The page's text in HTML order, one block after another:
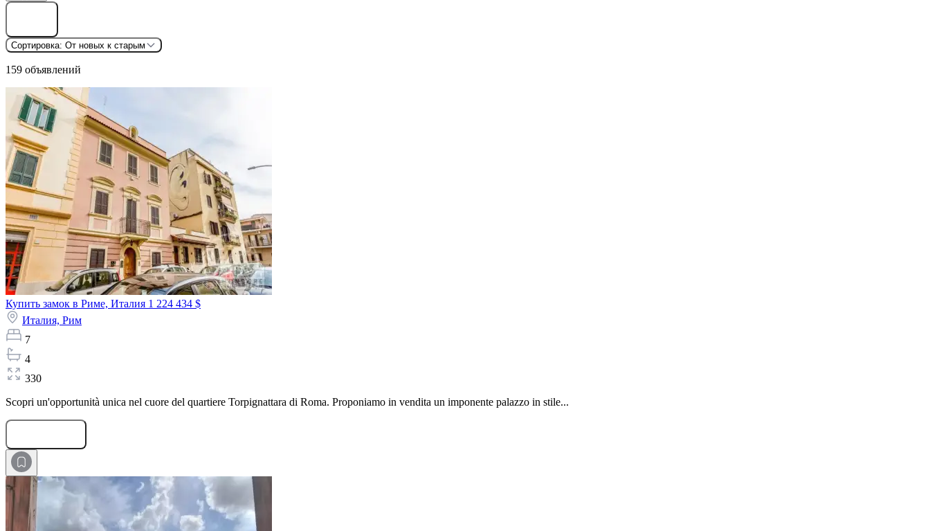
Сортировка: От новых к старым
159 объявлений
Купить замок в Риме, Италия 1 224 434 $
Италия, Рим
7
4
330
Scopri un'opportunità unica nel cuore del quartiere Torpignattara di Roma. Proponiamo in vendita un imponente palazzo in stile...